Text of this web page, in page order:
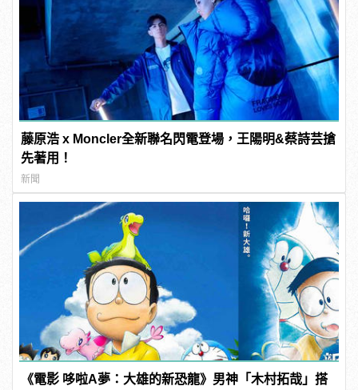
藤原浩 x Moncler全新聯名閃電登場，王陽明&蔡詩芸搶
先著用！
新聞
《電影 哆啦A夢：大雄的新恐龍》男神「木村拓哉」搭